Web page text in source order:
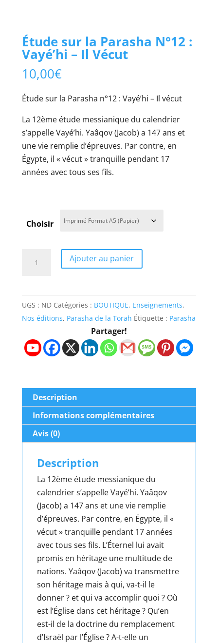
Étude sur la Parasha N°12 :
Vayé’hi – Il Vécut
10,00€
Étude sur la Parasha n°12 : Vayé’hi – Il vécut
La 12ème étude messianique du calendrier
s’appelle Vayé’hi. Yaâqov (Jacob) a 147 ans et
une vie remplie d’épreuves. Par contre, en
Égypte, il « vécut » tranquille pendant 17
années avec tous ses fils.
Choisir
sur
la
Parasha
Vayé'hi
Il
Vécut
Ajouter au panier
UGS : ND Catégories : BOUTIQUE, Enseignements,
Nos éditions, Parasha de la Torah Étiquette : Parasha
Partager!
Description
Informations complémentaires
Avis (0)
Description
La 12ème étude messianique du
calendrier s’appelle Vayé’hi. Yaâqov
(Jacob) a 147 ans et une vie remplie
d’épreuves. Par contre, en Égypte, il «
vécut » tranquille pendant 17 années
avec tous ses fils. L’Éternel lui avait
promis en héritage une multitude de
nations. Yaâqov (Jacob) va transmettre
son héritage mais à qui, va-t-il le
donner ? et qui va accomplir quoi ? Où
est l’Église dans cet héritage ? Qu’en
est-il de la doctrine du remplacement
d’Israël par l’Église ? A-t-elle un